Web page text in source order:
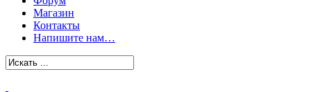
Магазин
Контакты
Напишите нам…